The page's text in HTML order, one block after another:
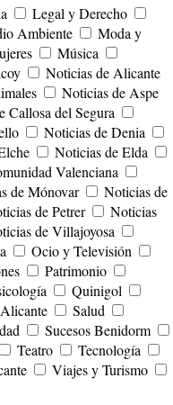
Legal y Derecho
Ambiente
Moda y
Música
Noticias de Alicante
Noticias de Aspe
Callosa del Segura
Noticias de Denia
Noticias de Elda
Valenciana
de Mónovar
Noticias de
de Petrer
Noticias
de Villajoyosa
Ocio y Televisión
Patrimonio
Quinigol
Salud
Sucesos Benidorm
Teatro
Tecnología
Viajes y Turismo